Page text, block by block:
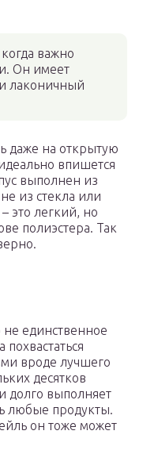
важно
Он имеет
лаконичный
даже на открытую
впишется
выполнен из
из стекла или
это легкий, но
полиэстера. Так
единственное
вроде лучшего
десятков
долго выполняет
любые продукты.
он тоже может